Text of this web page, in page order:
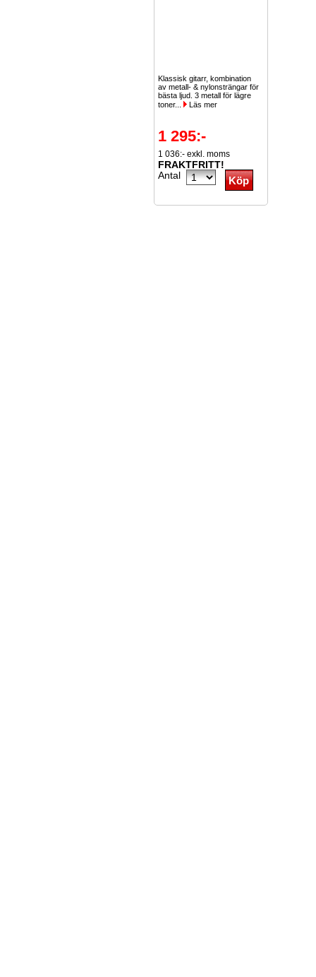
Klassisk gitarr, kombination
av metall- & nylonsträngar för
bästa ljud. 3 metall för lägre
toner...
Läs mer
1 295:-
1 036:- exkl. moms
FRAKTFRITT!
Antal